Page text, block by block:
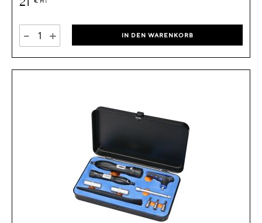
- + IN DEN WARENKORB